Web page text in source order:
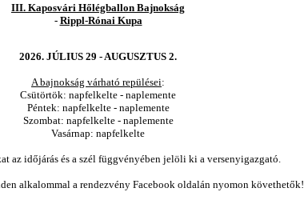
III. Kaposvári Hőlégballon Bajnokság
- Rippl-Rónai Kupa
2026. JÚLIUS 29 - AUGUSZTUS 2.
A bajnokság várható repülései:
Csütörtök: napfelkelte - naplemente
Péntek: napfelkelte - naplemente
Szombat: napfelkelte - naplemente
Vasárnap: napfelkelte
az időjárás és a szél függvényében jelöli ki a versenyigazgató.
alkalommal a rendezvény Facebook oldalán nyomon követhetők!